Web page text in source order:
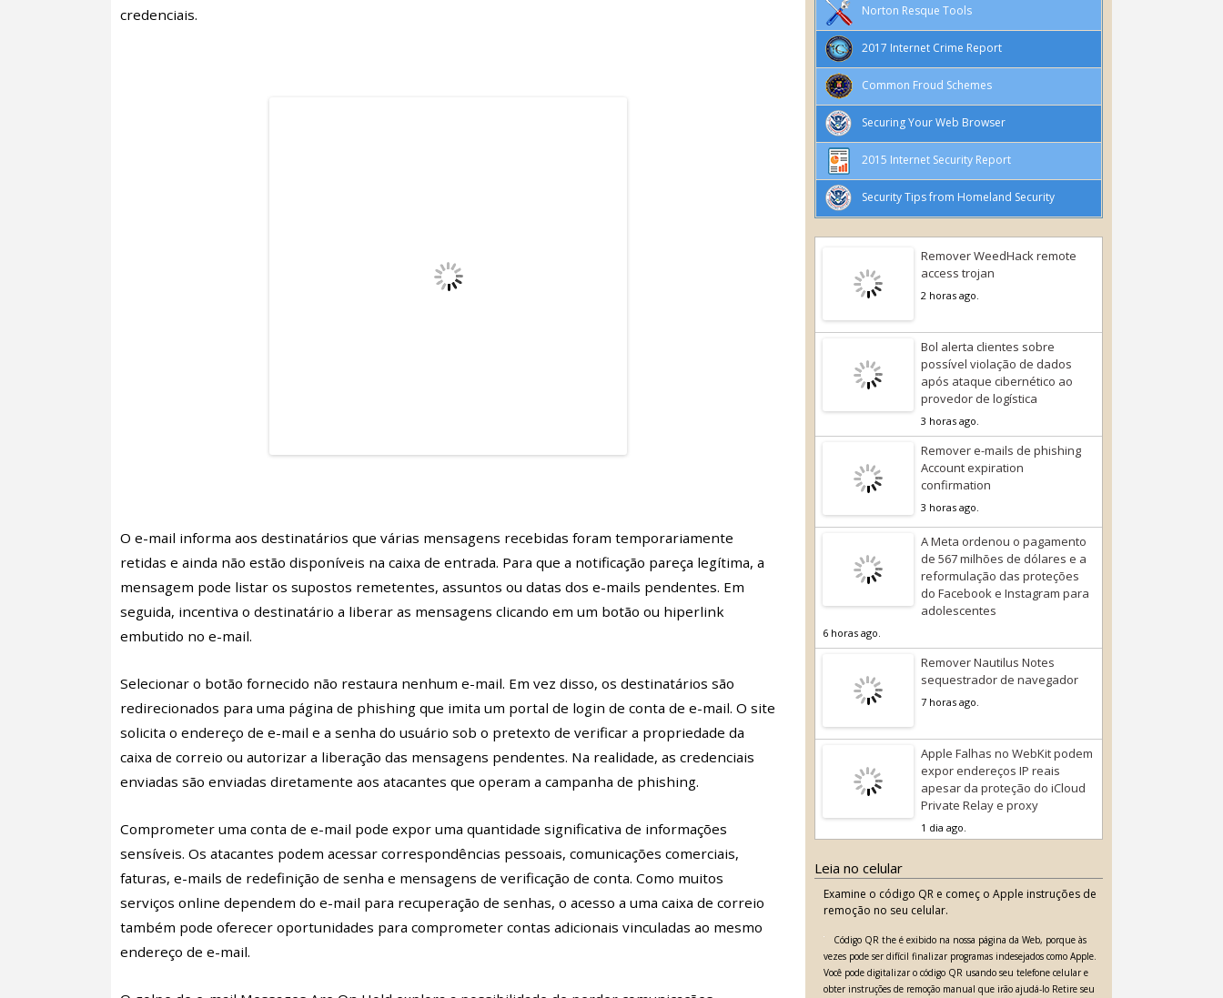
credenciais.
O e-mail informa aos destinatários que várias mensagens recebidas foram temporariamente
retidas e ainda não estão disponíveis na caixa de entrada. Para que a notificação pareça legítima, a
mensagem pode listar os supostos remetentes, assuntos ou datas dos e-mails pendentes. Em
seguida, incentiva o destinatário a liberar as mensagens clicando em um botão ou hiperlink
embutido no e-mail.
Selecionar o botão fornecido não restaura nenhum e-mail. Em vez disso, os destinatários são
redirecionados para uma página de phishing que imita um portal de login de conta de e-mail. O site
solicita o endereço de e-mail e a senha do usuário sob o pretexto de verificar a propriedade da
caixa de correio ou autorizar a liberação das mensagens pendentes. Na realidade, as credenciais
enviadas são enviadas diretamente aos atacantes que operam a campanha de phishing.
Comprometer uma conta de e-mail pode expor uma quantidade significativa de informações
sensíveis. Os atacantes podem acessar correspondências pessoais, comunicações comerciais,
faturas, e-mails de redefinição de senha e mensagens de verificação de conta. Como muitos
serviços online dependem do e-mail para recuperação de senhas, o acesso a uma caixa de correio
também pode oferecer oportunidades para comprometer contas adicionais vinculadas ao mesmo
endereço de e-mail.
Norton Resque Tools
2017 Internet Crime Report
Common Froud Schemes
Securing Your Web Browser
2015 Internet Security Report
Security Tips from Homeland Security
Remover WeedHack remote
access trojan
2 horas ago.
Bol alerta clientes sobre
possível violação de dados
após ataque cibernético ao
provedor de logística
3 horas ago.
Remover e-mails de phishing
Account expiration
confirmation
3 horas ago.
A Meta ordenou o pagamento
de 567 milhões de dólares e a
reformulação das proteções
do Facebook e Instagram para
adolescentes
6 horas ago.
Remover Nautilus Notes
sequestrador de navegador
7 horas ago.
Apple Falhas no WebKit podem
expor endereços IP reais
apesar da proteção do iCloud
Private Relay e proxy
1 dia ago.
Leia no celular
Examine o código QR e começ o Apple instruções de
remoção no seu celular.
Código QR the é exibido na nossa página da Web, porque às
vezes pode ser difícil finalizar programas indesejados como Apple.
Você pode digitalizar o código QR usando seu telefone celular e
obter instruções de remoção manual que irão ajudá-lo Retire seu